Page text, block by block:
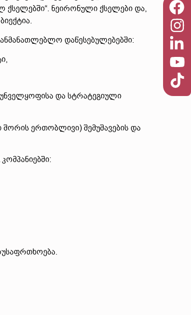
ქსელებში“. ნეირონული ქსელები და,
დაწესებულებებში:
და სტრატეგიული
ერთობლივი) შემუშავების და